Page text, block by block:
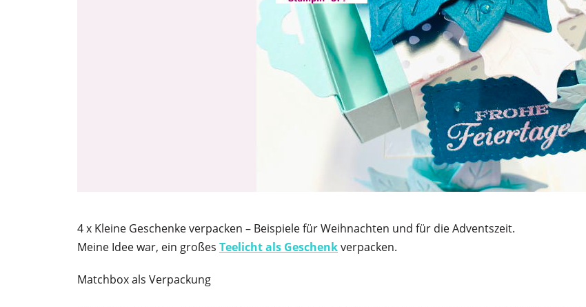
4 x Kleine Geschenke verpacken – Beispiele für Weihnachten und für die Adventszeit.
Meine Idee war, ein großes Teelicht als Geschenkverpacken.
Matchbox als Verpackung